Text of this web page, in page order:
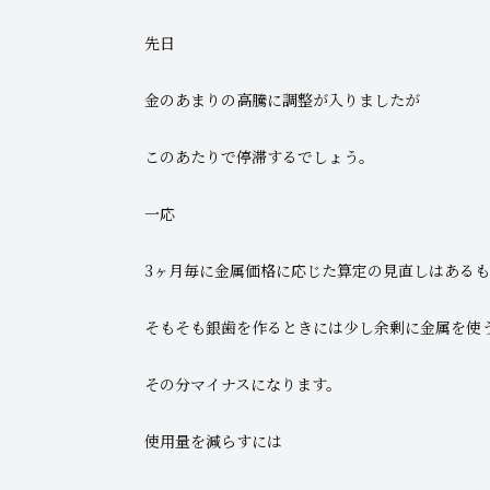
先日
金のあまりの高騰に調整が入りましたが
このあたりで停滞するでしょう。
一応
3ヶ月毎に金属価格に応じた算定の見直しはある
そもそも銀歯を作るときには少し余剰に金属を使
その分マイナスになります。
使用量を減らすには